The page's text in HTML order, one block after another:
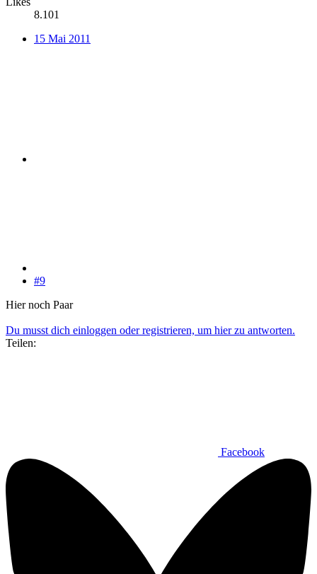
8.101
15 Mai 2011
#9
Hier noch Paar
Du musst dich einloggen oder registrieren, um hier zu antworten.
Teilen:
Facebook